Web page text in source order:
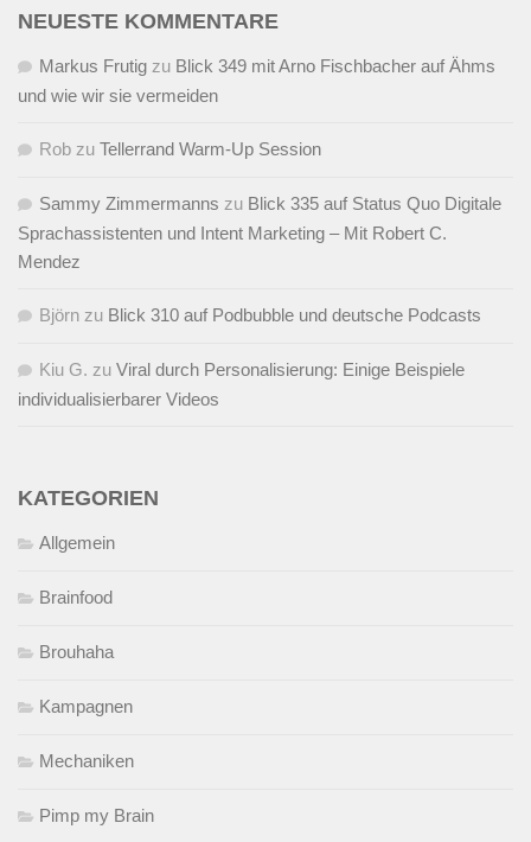
NEUESTE KOMMENTARE
Markus Frutig zu Blick 349 mit Arno Fischbacher auf Ähms
und wie wir sie vermeiden
Rob zu Tellerrand Warm-Up Session
Sammy Zimmermanns zu Blick 335 auf Status Quo Digitale
Sprachassistenten und Intent Marketing – Mit Robert C.
Mendez
Björn zu Blick 310 auf Podbubble und deutsche Podcasts
Kiu G. zu Viral durch Personalisierung: Einige Beispiele
individualisierbarer Videos
KATEGORIEN
Allgemein
Brainfood
Brouhaha
Kampagnen
Mechaniken
Pimp my Brain